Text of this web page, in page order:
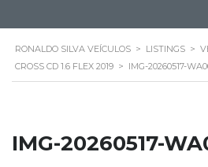
RONALDO SILVA VEÍCULOS > LISTINGS >
CROSS CD 1.6 FLEX 2019 > IMG-20260517-
IMG-20260517-